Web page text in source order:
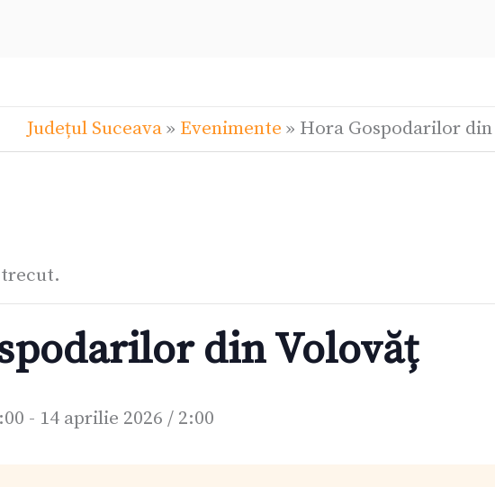
Județul Suceava» Evenimente » Hora Gospodarilor
din Volovăț
- 14 aprilie 2026 / 2:00